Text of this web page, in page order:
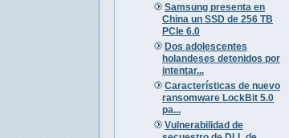
Samsung presenta en
China un SSD de 256 TB
PCIe 6.0
Dos adolescentes
holandeses detenidos por
intentar...
Características de nuevo
ransomware LockBit 5.0
pa...
Vulnerabilidad de